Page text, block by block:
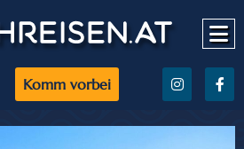
Komm vorbei